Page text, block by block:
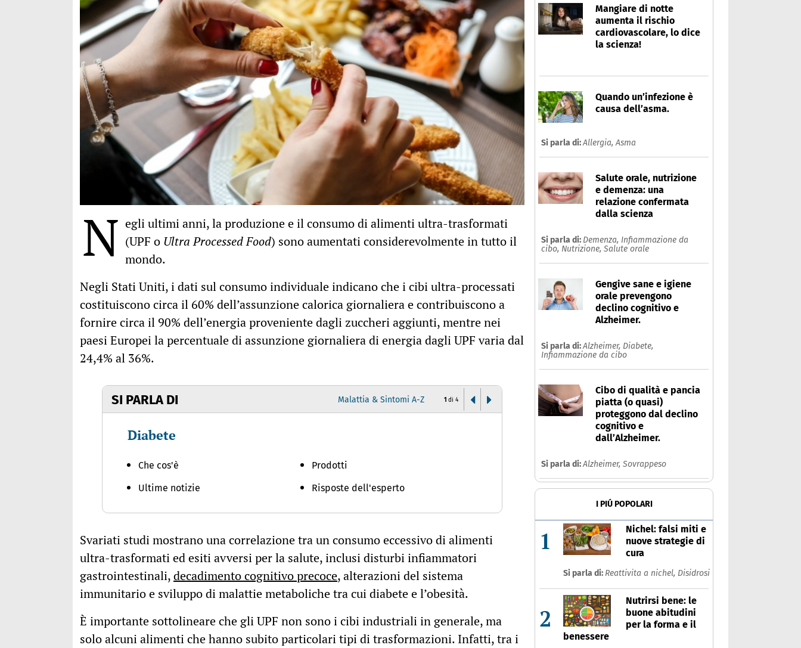
N egli ultimi anni, la produzione e il consumo di alimenti ultra-trasformati
(UPF o Ultra Processed Food) sono aumentati considerevolmente in tutto il
mondo.
Negli Stati Uniti, i dati sul consumo individuale indicano che i cibi ultra-processati
costituiscono circa il 60% dell’assunzione calorica giornaliera e contribuiscono a
fornire circa il 90% dell’energia proveniente dagli zuccheri aggiunti, mentre nei
paesi Europei la percentuale di assunzione giornaliera di energia dagli UPF varia dal
24,4% al 36%.
SI PARLA DI Malattia & Sintomi A-Z
Diabete
Che cos'è
Ultime notizie
Prodotti
Risposte dell'esperto
Che cos'è
Ultime notizie
Risposte
1 di 4
Svariati studi mostrano una correlazione tra un consumo eccessivo di alimenti
ultra-trasformati ed esiti avversi per la salute, inclusi disturbi infiammatori
gastrointestinali,decadimento cognitivo precoce, alterazioni del sistema
immunitario e sviluppo di malattie metaboliche tra cui diabete e l’obesità.
È importante sottolineare che gli UPF non sono i cibi industriali in generale, ma
solo alcuni alimenti che hanno subito particolari tipi di trasformazioni. Infatti, tra i
Mangiare di notte
aumenta il rischio
cardiovascolare, lo dice
la scienza!
Quando un’infezione è
causa dell’asma.
Si parla di:Allergia,Asma
Salute orale, nutrizione
e demenza: una
relazione confermata
dalla scienza
Si parla di: Demenza, Infiammazione da
cibo, Nutrizione, Salute orale
Gengive sane e igiene
orale prevengono
declino cognitivo e
Alzheimer.
Si parla di:Alzheimer, Diabete,
Infiammazione da cibo
Cibo di qualità e pancia
piatta (o quasi)
proteggono dal declino
cognitivo e
dall’Alzheimer.
Si parla di:Alzheimer, Sovrappeso
I PIÚ POPOLARI
1
Nichel: falsi miti e
nuove strategie di
cura
Si parla di: Reattivita a nichel, Disidrosi
2
Nutrirsi bene: le
buone abitudini
per la forma e il
benessere